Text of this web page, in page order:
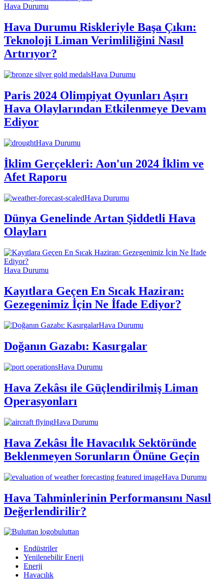
Hava Durumu
Hava Durumu Riskleriyle Başa Çıkın:
Teknoloji Liman Verimliliğini Nasıl
Artırıyor?
Hava Durumu
Paris 2024 Olimpiyat Oyunları Aşırı
Hava Olaylarından Etkilenmeye Devam
Ediyor
Hava Durumu
İklim Gerçekleri: Aon'un 2024 İklim ve
Afet Raporu
Hava Durumu
Dünya Genelinde Artan Şiddetli Hava
Olayları
Hava Durumu
Kayıtlara Geçen En Sıcak Haziran:
Gezegenimiz İçin Ne İfade Ediyor?
Hava Durumu
Doğanın Gazabı: Kasırgalar
Hava Durumu
Hava Zekâsı ile Güçlendirilmiş Liman
Operasyonları
Hava Durumu
Hava Zekâsı İle Havacılık Sektöründe
Beklenmeyen Sorunların Önüne Geçin
Hava Durumu
Hava Tahminlerinin Performansını Nasıl
Değerlendirilir?
buluttan
Endüstriler
Yenilenebilir Enerji
Enerji
Havacılık